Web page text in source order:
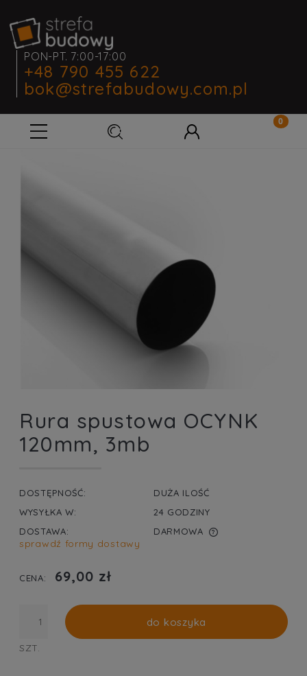
PON-PT. 7:00-17:00
+48 790 455 622
bok@strefabudowy.com.pl
Rura spustowa OCYNK
120mm, 3mb
DOSTĘPNOŚĆ:
DUŻA ILOŚĆ
WYSYŁKA W:
24 GODZINY
DOSTAWA:
DARMOWA
CENA NIE ZAWIERA EWENTUALNYCH KOSZTÓW
sprawdź formy dostawy
CENA: 69,00 zł
SZT.
do koszyka